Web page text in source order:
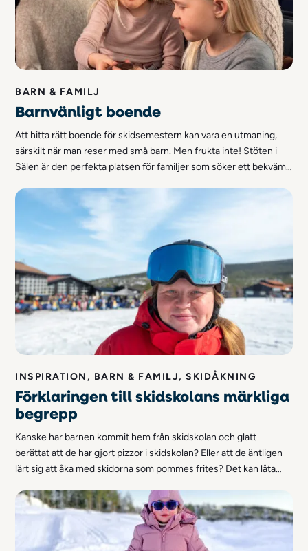
BARN & FAMILJ
Barnvänligt boende
Att hitta rätt boende för skidsemestern kan vara en utmaning,
särskilt när man reser med små barn. Men frukta inte! Stöten i
Sälen är den perfekta platsen för familjer som söker ett bekvämt
bästa boendet så att hela familjen kan njuta av skidsemestern.
INSPIRATION, BARN & FAMILJ, SKIDÅKNING
Förklaringen till skidskolans märkliga
begrepp
Kanske har barnen kommit hem från skidskolan och glatt
berättat att de har gjort pizzor i skidskolan? Eller att de äntligen
lärt sig att åka med skidorna som pommes frites? Det kan låta
berättar skidläraren Ella vad maträtterna har med skidåkning att
göra.